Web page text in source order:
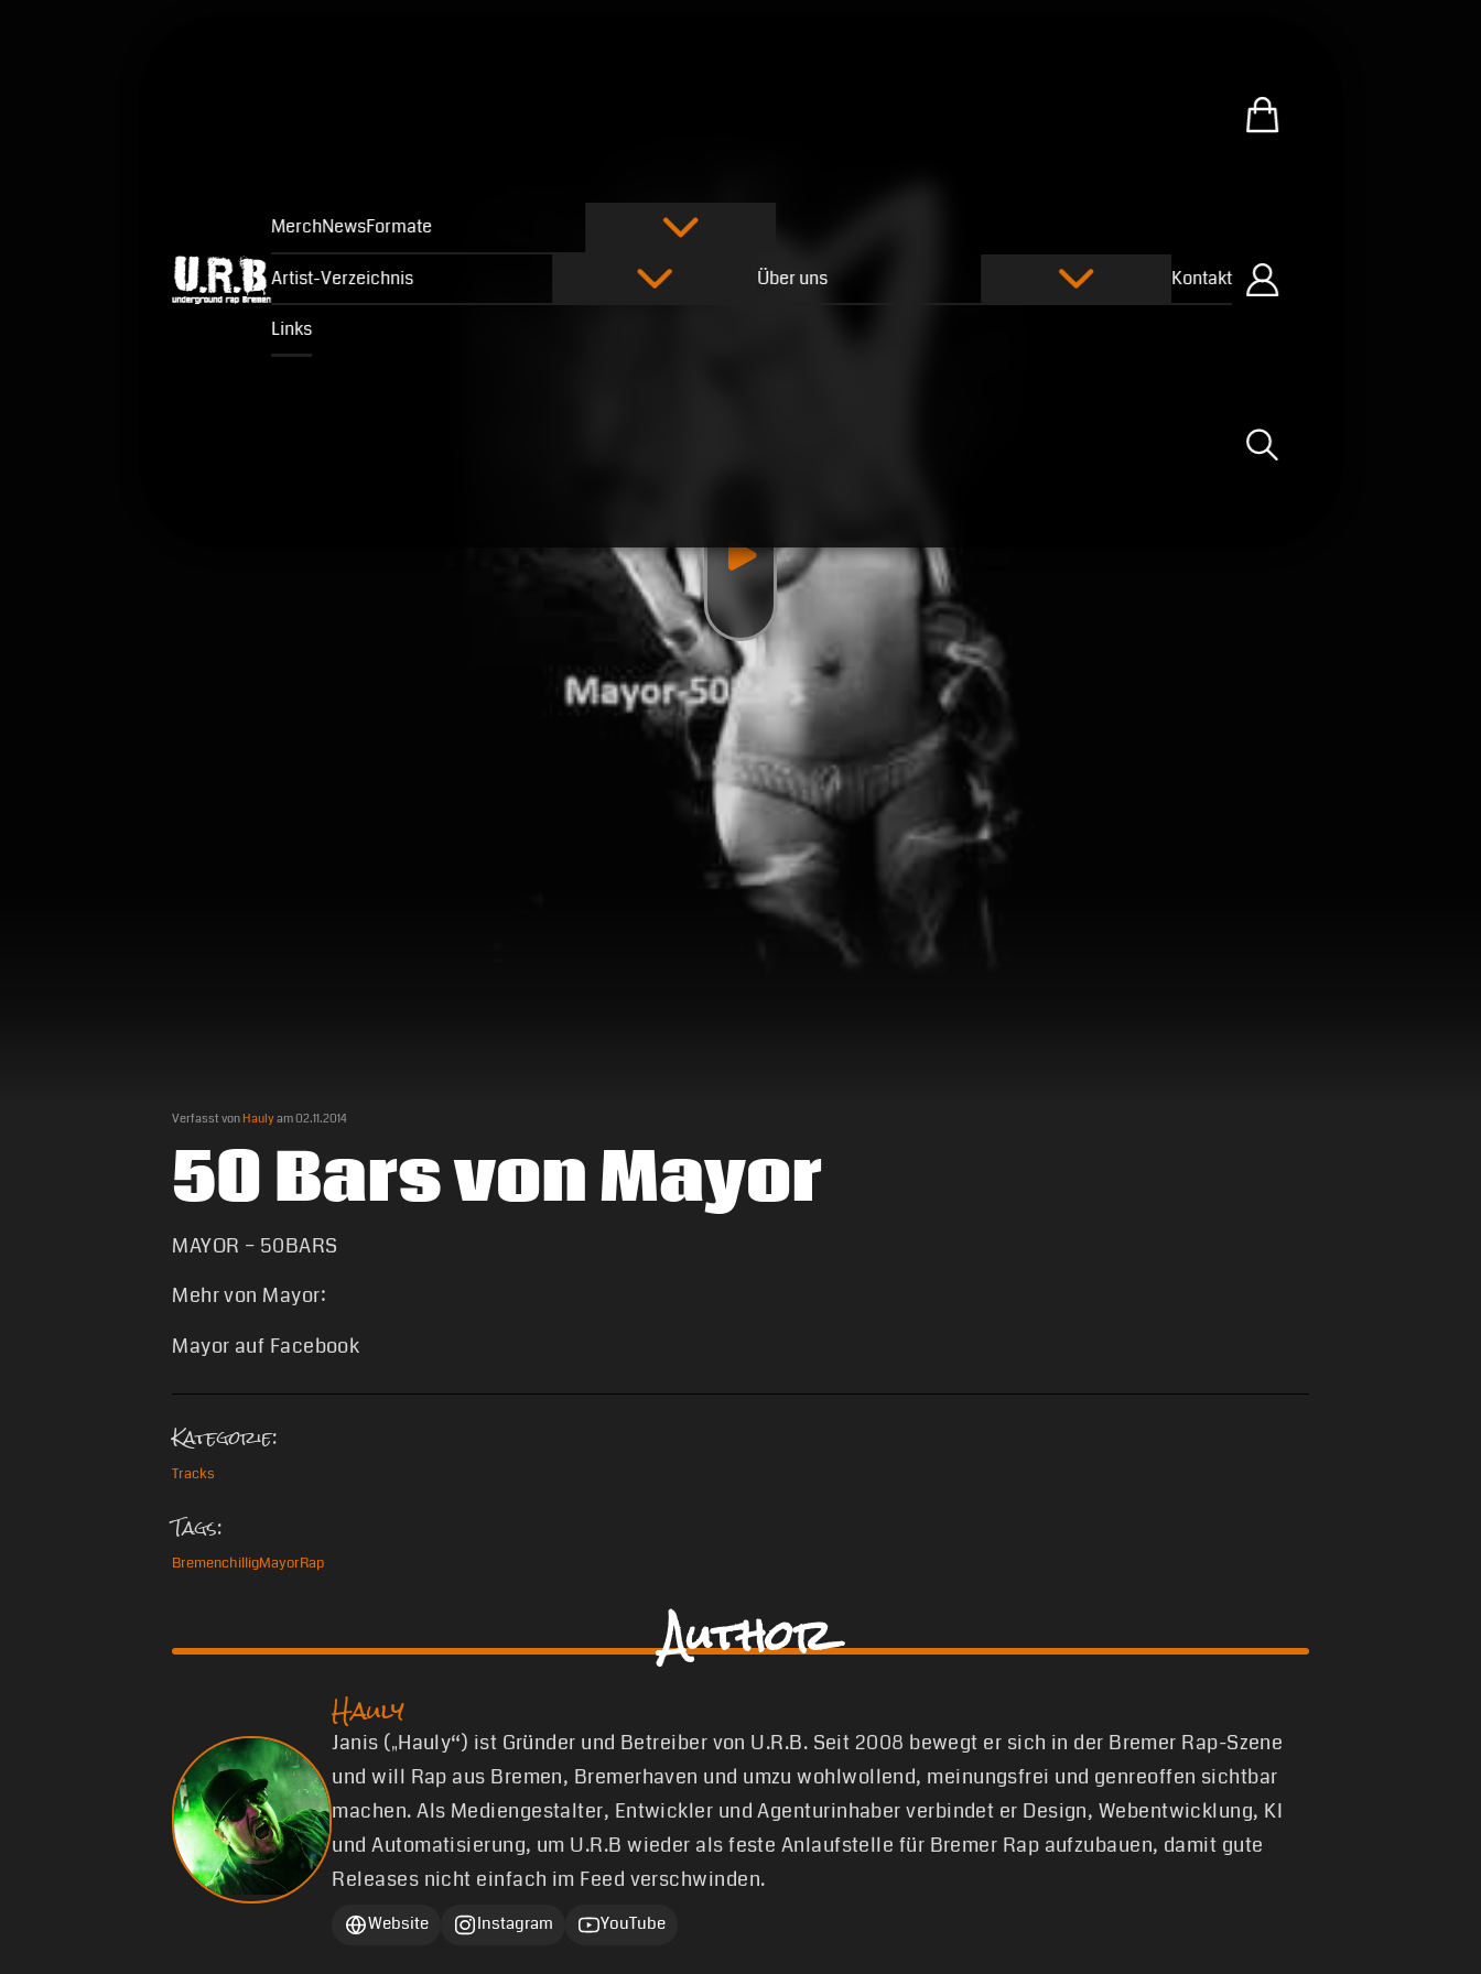
MerchNewsFormate
Artist-Verzeichnis Über uns Kontakt
Links
Zum U.R.B-Merchandise-
Einloggen
Suche öffnen
Verfasst von Haulyam02.11.2014
50 Bars von Mayor
MAYOR – 50BARS
Mehr von Mayor:
Mayor auf Facebook
Kategorie:
Tracks
Tags:
BremenchilligMayorRap
Author
Hauly
Janis („Hauly“) ist Gründer und Betreiber von U.R.B. Seit 2008 bewegt er sich in der Bremer Rap-Szene
und will Rap aus Bremen, Bremerhaven und umzu wohlwollend, meinungsfrei und genreoffen sichtbar
machen. Als Mediengestalter, Entwickler und Agenturinhaber verbindet er Design, Webentwicklung, KI
und Automatisierung, um U.R.B wieder als feste Anlaufstelle für Bremer Rap aufzubauen, damit gute
Releases nicht einfach im Feed verschwinden.
Website Instagram YouTube